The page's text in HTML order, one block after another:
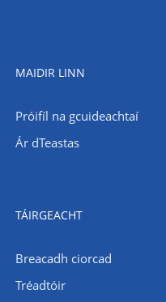
MAIDIR LINN
Próifíl na gcuideachtaí
Ár dTeastas
TÁIRGEACHT
Breacadh ciorcad
Tréadtóir